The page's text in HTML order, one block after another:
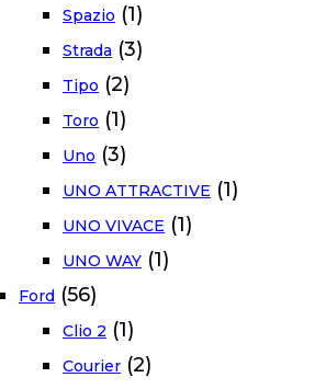
Spazio (1)
Strada (3)
Tipo (2)
Toro (1)
Uno (3)
UNO ATTRACTIVE (1)
UNO VIVACE (1)
UNO WAY (1)
Ford (56)
Clio 2 (1)
Courier (2)